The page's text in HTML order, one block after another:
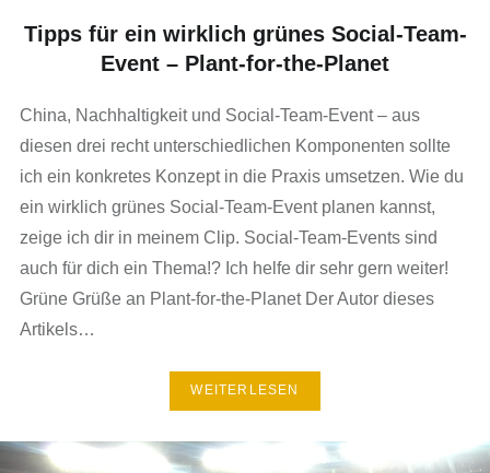
Tipps für ein wirklich grünes Social-Team-
Event – Plant-for-the-Planet
China, Nachhaltigkeit und Social-Team-Event – aus
diesen drei recht unterschiedlichen Komponenten sollte
ich ein konkretes Konzept in die Praxis umsetzen. Wie du
ein wirklich grünes Social-Team-Event planen kannst,
zeige ich dir in meinem Clip. Social-Team-Events sind
auch für dich ein Thema!? Ich helfe dir sehr gern weiter!
Grüne Grüße an Plant-for-the-Planet Der Autor dieses
Artikels…
WEITERLESEN